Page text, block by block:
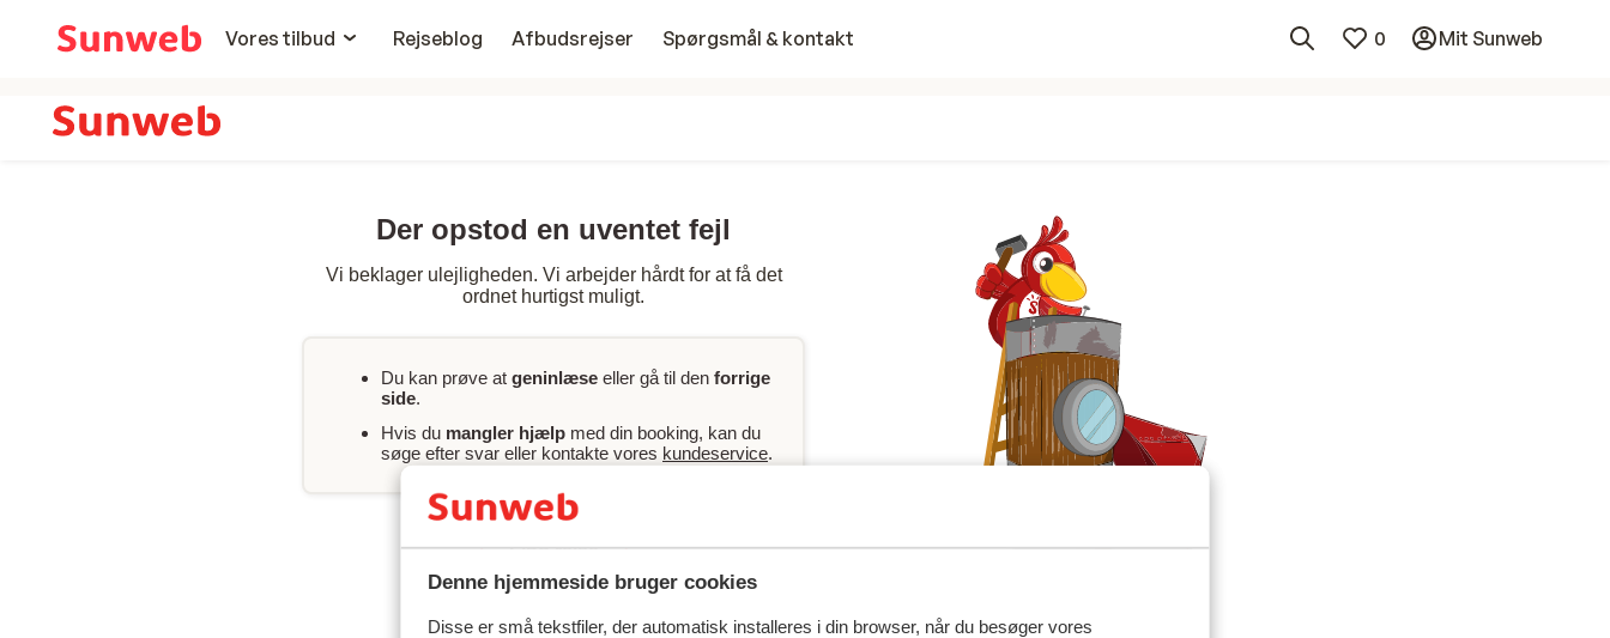
Denne hjemmeside bruger cookies
Disse er små tekstfiler, der automatisk installeres i din browser, når du besøger vores
Vores tilbud
Rejseblog Afbudsrejser Spørgsmål & kontakt 0 Mit Sunweb
Der opstod en uventet fejl
Vi beklager ulejligheden. Vi arbejder hårdt for at få det
ordnet hurtigst muligt.
Du kan prøve at geninlæse eller gå til den forrige
side.
Hvis du mangler hjælp med din booking, kan du
søge efter svar eller kontakte vores kundeservice.
Find rejse